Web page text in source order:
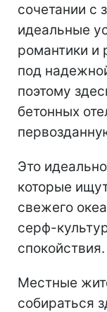
сочетании с
идеальные
романтики и
под
поэтому
бетонных
Это
которые
свежего
серф-
спокойствия.
Местные
собираться